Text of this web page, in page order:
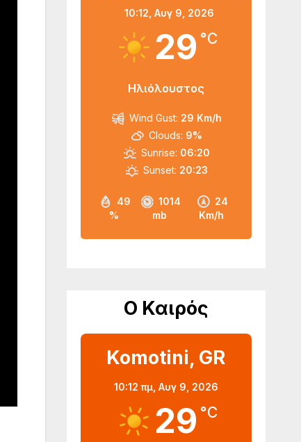
10:12, Αυγ 9, 2026
29 °C
Ηλιόλουστος
49
%
1014
mb
24
Km/h
Wind Gust: 29 Km/h
Clouds: 9%
Sunrise: 06:20
Sunset: 20:23
Ο Καιρός
Komotini, GR
10:12 πμ, Αυγ 9, 2026
29 °C